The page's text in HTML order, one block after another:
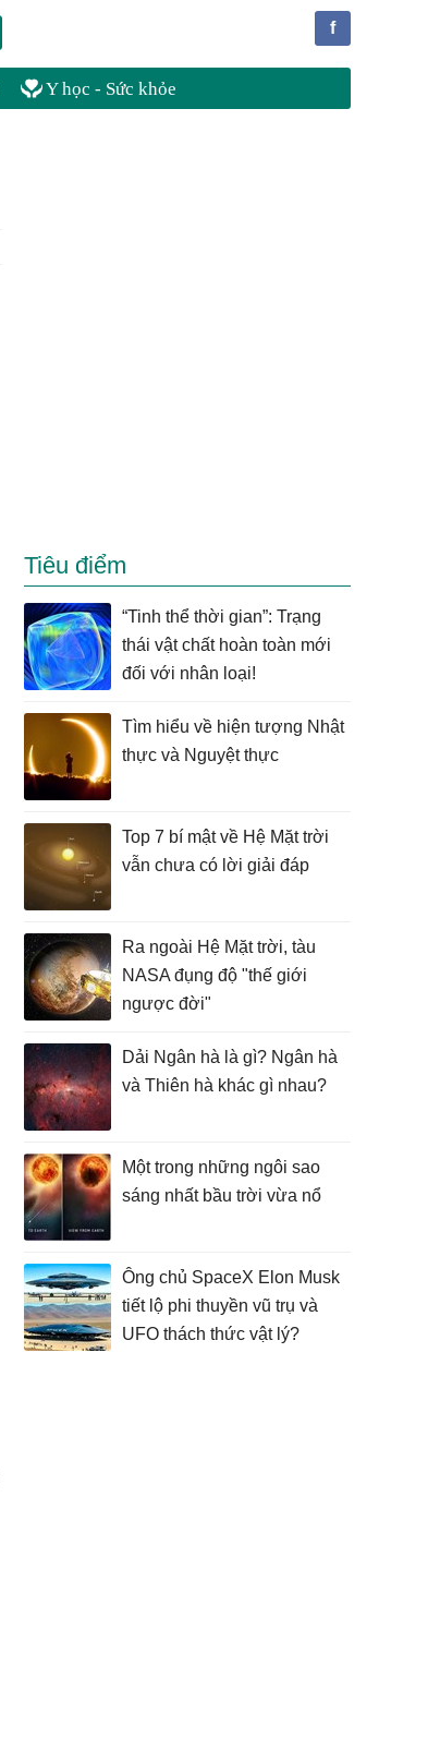
f
Y học - Sức khỏe
Tiêu điểm
“Tinh thể thời gian”: Trạng
thái vật chất hoàn toàn mới
đối với nhân loại!
Tìm hiểu về hiện tượng Nhật
thực và Nguyệt thực
Top 7 bí mật về Hệ Mặt trời
vẫn chưa có lời giải đáp
Ra ngoài Hệ Mặt trời, tàu
NASA đụng độ "thế giới
ngược đời"
Dải Ngân hà là gì? Ngân hà
và Thiên hà khác gì nhau?
Một trong những ngôi sao
sáng nhất bầu trời vừa nổ
Ông chủ SpaceX Elon Musk
tiết lộ phi thuyền vũ trụ và
UFO thách thức vật lý?